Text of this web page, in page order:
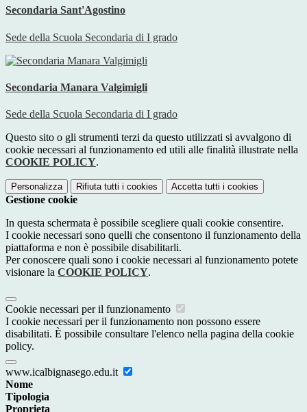
Secondaria Sant'Agostino
Sede della Scuola Secondaria di I grado
Secondaria Manara Valgimigli
Sede della Scuola Secondaria di I grado
Questo sito o gli strumenti terzi da questo utilizzati si avvalgono di
cookie necessari al funzionamento ed utili alle finalità illustrate nella
COOKIE POLICY.
Personalizza Rifiuta tutti i cookies Accetta tutti i cookies
Gestione cookie
In questa schermata è possibile scegliere quali cookie consentire.
I cookie necessari sono quelli che consentono il funzionamento della
piattaforma e non è possibile disabilitarli.
Per conoscere quali sono i cookie necessari al funzionamento potete
visionare la COOKIE POLICY.
Cookie necessari per il funzionamento
I cookie necessari per il funzionamento non possono essere
disabilitati. È possibile consultare l'elenco nella pagina della cookie
policy.
www.icalbignasego.edu.it
Nome
Tipologia
Proprieta